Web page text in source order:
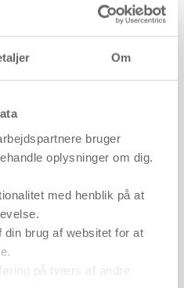
Om
bruger
oplysninger om dig.
med henblik på at
brug af websitet for at
på tværs af andre
Vi samarbejder
ingeniører og installatører
inden for
, og for at være den mest
Vi baserer vores